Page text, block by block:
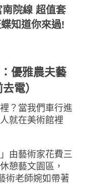
優雅農夫藝
電）
？當我們車行進
就在美術館裡
由藝術家花費三
憩藝文園區，
術老師婉如帶著